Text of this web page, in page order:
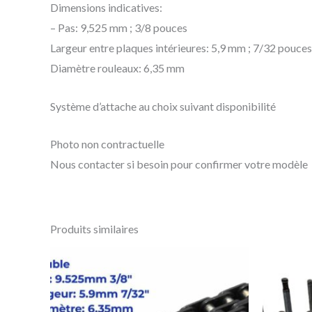
Dimensions indicatives:
– Pas: 9,525 mm ; 3/8 pouces
Largeur entre plaques intérieures: 5,9 mm ; 7/32 pouces
Diamètre rouleaux: 6,35 mm
Système d’attache au choix suivant disponibilité
Photo non contractuelle
Nous contacter si besoin pour confirmer votre modèle
Produits similaires
a